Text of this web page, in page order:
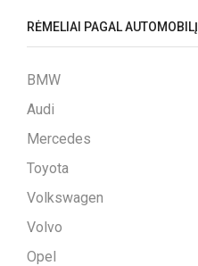
RĖMELIAI PAGAL AUTOMOBILĮ
BMW
Audi
Mercedes
Toyota
Volkswagen
Volvo
Opel